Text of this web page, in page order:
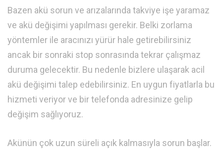
Bazen akü sorun ve arızalarında takviye işe yaramaz
ve akü değişimi yapılması gerekir. Belki zorlama
yöntemler ile aracınızı yürür hale getirebilirsiniz
ancak bir sonraki stop sonrasında tekrar çalışmaz
duruma gelecektir. Bu nedenle bizlere ulaşarak acil
akü değişimi talep edebilirsiniz. En uygun fiyatlarla bu
hizmeti veriyor ve bir telefonda adresinize gelip
değişim sağlıyoruz.
Akünün çok uzun süreli açık kalmasıyla sorun başlar.